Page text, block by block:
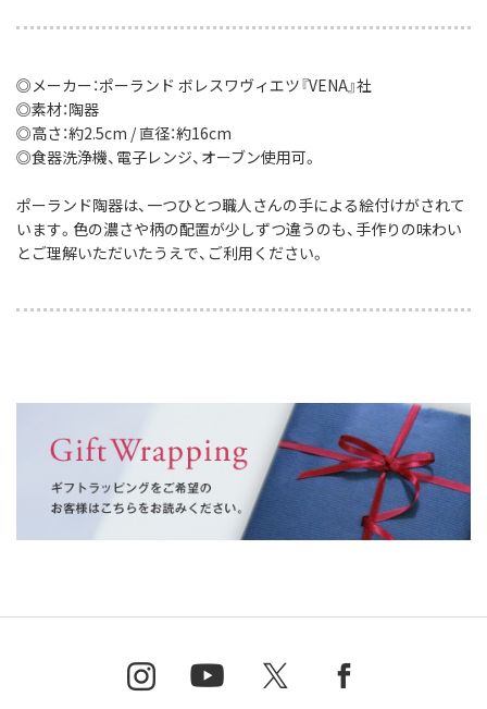
◎メーカー：ポーランド ボレスワヴィエツ『VENA』社
◎素材：陶器
◎高さ：約2.5cm / 直径：約16cm
◎食器洗浄機、電子レンジ、オーブン使用可。
ポーランド陶器は、一つひとつ職人さんの手による絵付けがされて
います。色の濃さや柄の配置が少しずつ違うのも、手作りの味わい
とご理解いただいたうえで、ご利用ください。